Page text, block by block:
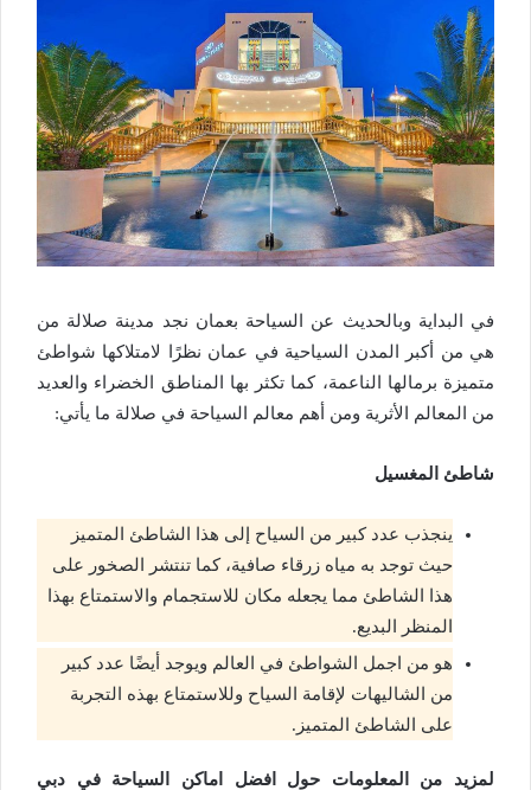
في البداية وبالحديث عن السياحة بعمان نجد مدينة صلالة من
هي من أكبر المدن السياحية في عمان نظرًا لامتلاكها شواطئ
متميزة برمالها الناعمة، كما تكثر بها المناطق الخضراء والعديد
من المعالم الأثرية ومن أهم معالم السياحة في صلالة ما يأتي:
شاطئ المغسيل
ينجذب عدد كبير من السياح إلى هذا الشاطئ المتميز
حيث توجد به مياه زرقاء صافية، كما تنتشر الصخور على
هذا الشاطئ مما يجعله مكان للاستجمام والاستمتاع بهذا
المنظر البديع.
هو من اجمل الشواطئ في العالم ويوجد أيضًا عدد كبير
من الشاليهات لإقامة السياح وللاستمتاع بهذه التجربة
على الشاطئ المتميز.
لمزيد من المعلومات حول افضل اماكن السياحة في دبي